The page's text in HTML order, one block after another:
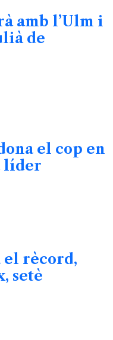
amb l’Ulm i
de
el cop en
líder
el rècord,
setè